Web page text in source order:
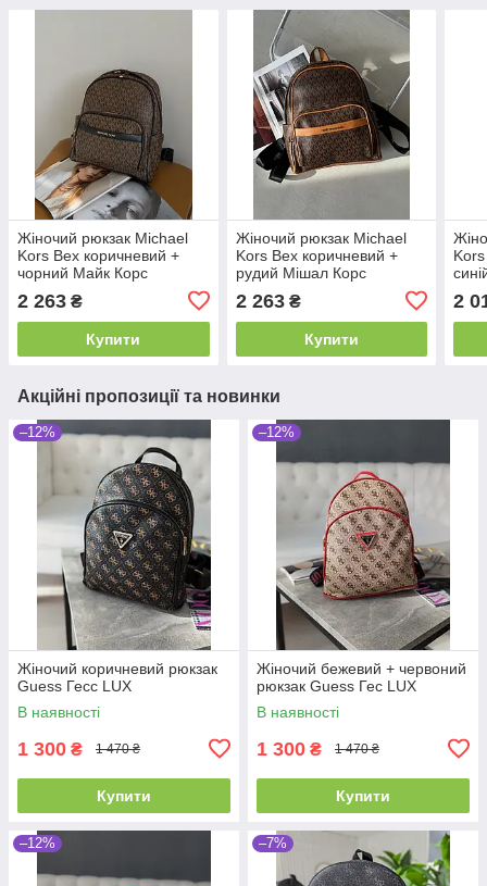
Жіночий рюкзак Michael
Kors Bex коричневий +
чорний Майк Корс
2 263 ₴
Купити
Жіночий рюкзак Michael
Kors Bex коричневий +
рудий Мішал Корс
2 263₴
Купити
2
Акційні пропозиції та новинки
–12%
Жіночий коричневий рюкзак
Guess Гесс LUX
В наявності
1 300 ₴ 1 470 ₴
Купити
–12%
Жіночий бежевий + червоний
рюкзак Guess Гес LUX
В наявності
1 300 ₴ 1 470 ₴
Купити
–12% –7%